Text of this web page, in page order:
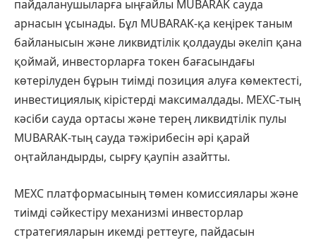
пайдаланушыларға ыңғайлы MUBARAK сауда
арнасын ұсынады. Бұл MUBARAK-қа кеңірек таным
байланысын және ликвидтілік қолдауды әкеліп қана
қоймай, инвесторларға токен бағасындағы
көтерілуден бұрын тиімді позиция алуға көмектесті,
инвестициялық кірістерді максималдады. MEXC-тың
кәсіби сауда ортасы және терең ликвидтілік пулы
MUBARAK-тың сауда тәжірибесін әрі қарай
оңтайландырды, сырғу қаупін азайтты.
MEXC платформасының төмен комиссиялары және
тиімді сәйкестіру механизмі инвесторлар
стратегияларын икемді реттеуге, пайдасын